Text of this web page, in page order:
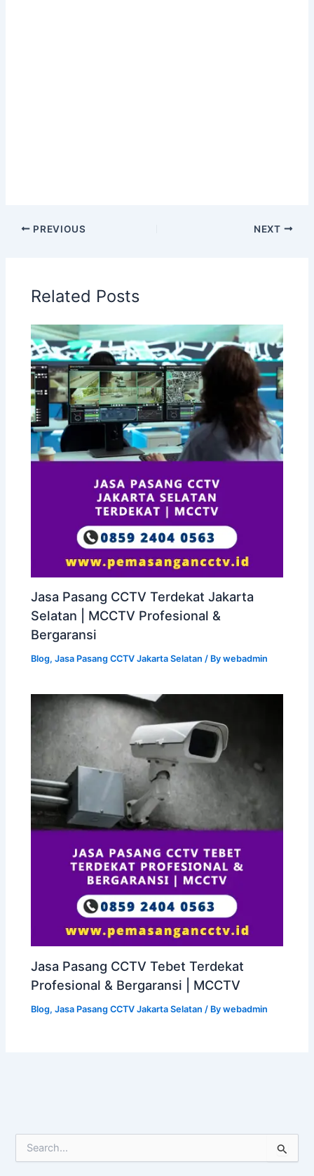
PREVIOUS NEXT
Related Posts
Jasa Pasang CCTV Terdekat Jakarta
Selatan | MCCTV Profesional &
Bergaransi
Blog,Jasa Pasang CCTV Jakarta Selatan / Bywebadmin
Jasa Pasang CCTV Tebet Terdekat
Profesional & Bergaransi | MCCTV
Blog,Jasa Pasang CCTV Jakarta Selatan / Bywebadmin
e